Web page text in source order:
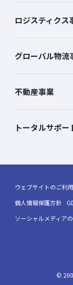
ロジスティクス
グローバル物流
不動産事業
トータルサポー
ウェブサイトのご利
個人情報保護方針
ソーシャルメディア
©